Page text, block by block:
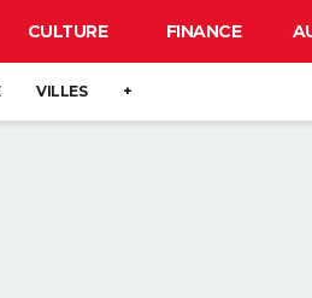
CULTURE FINANCE
VILLES +